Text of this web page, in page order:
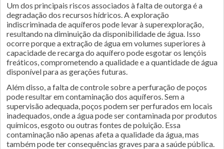
Um dos principais riscos associados à falta de outorga é a
degradação dos recursos hídricos. A exploração
indiscriminada de aquíferos pode levar à superexploração,
resultando na diminuição da disponibilidade de água. Isso
ocorre porque a extração de água em volumes superiores à
capacidade de recarga do aquífero pode esgotar os lençóis
freáticos, comprometendo a qualidade e a quantidade de água
disponível para as gerações futuras.
Além disso, a falta de controle sobre a perfuração de poços
pode resultar em contaminação dos aquíferos. Sem a
supervisão adequada, poços podem ser perfurados em locais
inadequados, onde a água pode ser contaminada por produtos
químicos, esgoto ou outras fontes de poluição. Essa
contaminação não apenas afeta a qualidade da água, mas
também pode ter consequências graves para a saúde pública.